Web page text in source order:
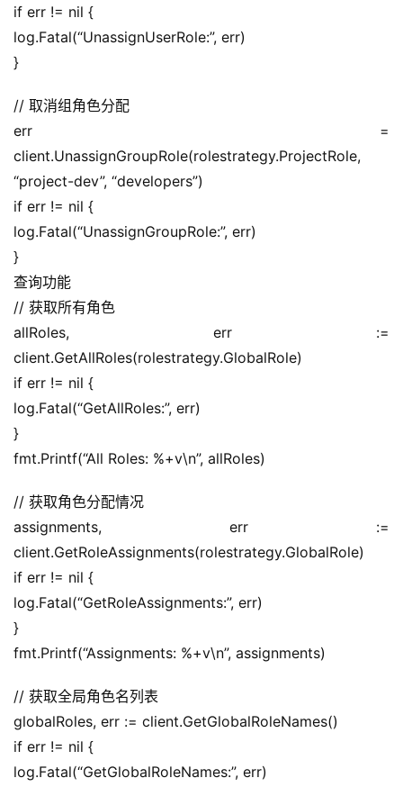
if err != nil {
log.Fatal(“UnassignUserRole:”, err)
}
// 取消组角色分配
err =
client.UnassignGroupRole(rolestrategy.ProjectRole,
“project-dev”, “developers”)
if err != nil {
log.Fatal(“UnassignGroupRole:”, err)
}
查询功能
// 获取所有角色
allRoles, err :=
client.GetAllRoles(rolestrategy.GlobalRole)
if err != nil {
log.Fatal(“GetAllRoles:”, err)
}
fmt.Printf(“All Roles: %+v\n”, allRoles)
// 获取角色分配情况
assignments, err :=
client.GetRoleAssignments(rolestrategy.GlobalRole)
if err != nil {
log.Fatal(“GetRoleAssignments:”, err)
}
fmt.Printf(“Assignments: %+v\n”, assignments)
// 获取全局角色名列表
globalRoles, err := client.GetGlobalRoleNames()
if err != nil {
log.Fatal(“GetGlobalRoleNames:”, err)